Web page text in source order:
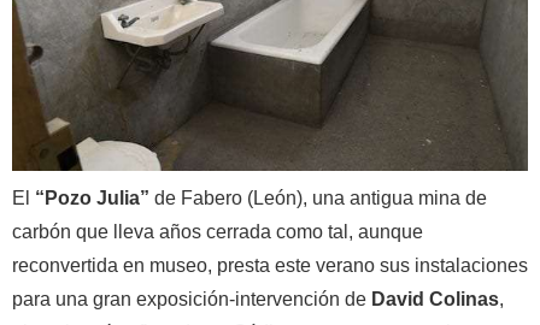
El “Pozo Julia” de Fabero (León), una antigua mina de
carbón que lleva años cerrada como tal, aunque
reconvertida en museo, presta este verano sus instalaciones
para una gran exposición-intervención de David Colinas,